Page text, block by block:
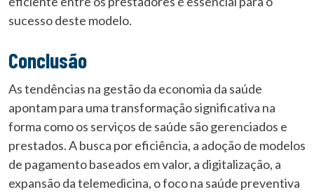
sucesso deste modelo.
Conclusão
As tendências na gestão da economia da saúde
apontam para uma transformação significativa na
forma como os serviços de saúde são gerenciados e
prestados. A busca por eficiência, a adoção de modelos
de pagamento baseados em valor, a digitalização, a
expansão da telemedicina, o foco na saúde preventiva